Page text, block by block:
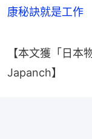
康秘訣就是工作
【本文獲「日本
Japanch】